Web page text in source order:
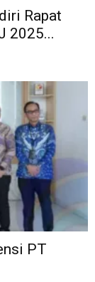
Rapat
2025...
PT